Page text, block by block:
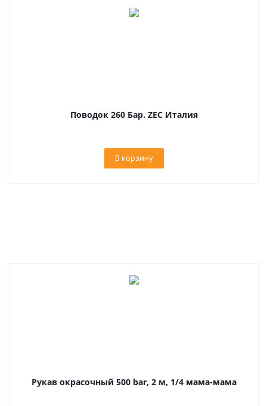
Поводок 260 Бар. ZEC Италия
В корзину
Рукав окрасочный 500 bar, 2 м, 1/4 мама-мама